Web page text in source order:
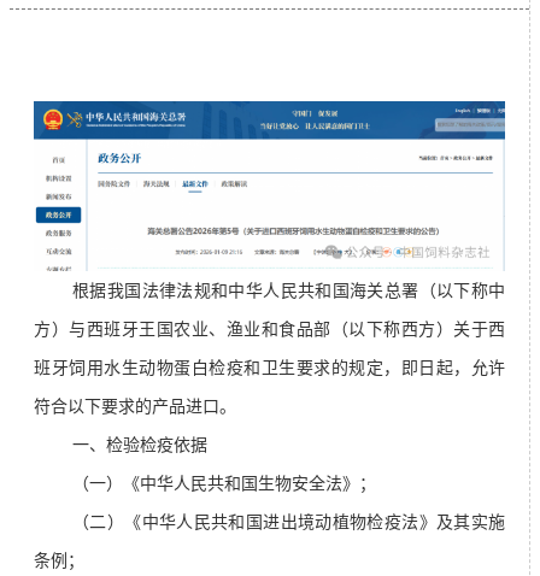
根据我国法律法规和中华人民共和国海关总署（以下称中
方）与西班牙王国农业、渔业和食品部（以下称西方）关于西
班牙饲用水生动物蛋白检疫和卫生要求的规定，即日起，允许
符合以下要求的产品进口。
一、检验检疫依据
（一）《中华人民共和国生物安全法》；
（二）《中华人民共和国进出境动植物检疫法》及其实施
条例；